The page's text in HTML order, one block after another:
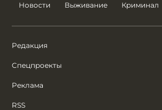
Новости Выживание Криминал
Редакция
Спецпроекты
Реклама
RSS